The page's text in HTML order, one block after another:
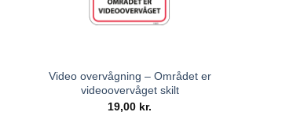
Video overvågning – Området er
videoovervåget skilt
19,00 kr.